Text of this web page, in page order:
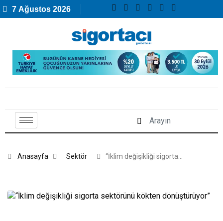
7 Ağustos 2026
Anasayfa Sektör “İklim değişikliği sigorta…